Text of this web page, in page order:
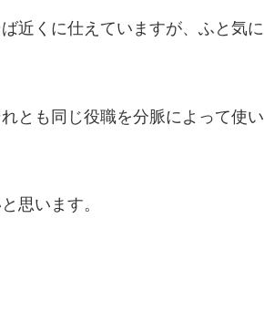
近くに仕えていますが、ふと気に
とも同じ役職を分脈によって使い
思います。